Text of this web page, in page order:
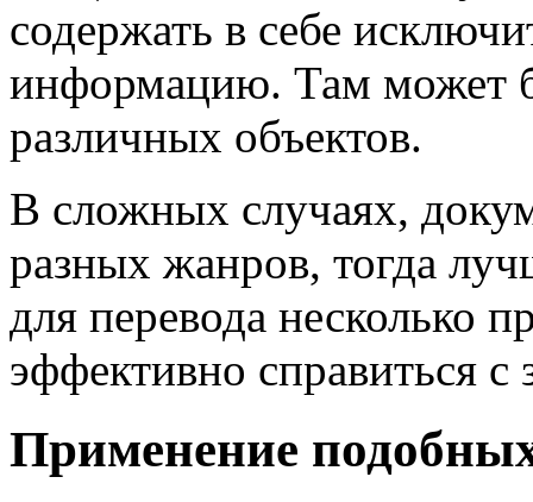
содержать в себе
информацию. Там может
различных объектов.
В сложных случаях,
разных жанров, тогда
для перевода несколько
эффективно справиться с
Применение